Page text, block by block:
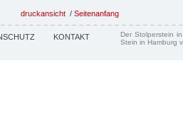
druckansicht / Seitenanfang
KONTAKT
Der Stolperstein
Stein in Hamburg